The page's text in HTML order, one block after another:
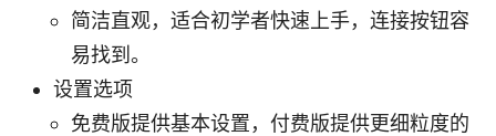
简洁直观，适合初学者快速上手，连接按钮容
易找到。
设置选项
免费版提供基本设置，付费版提供更细粒度的